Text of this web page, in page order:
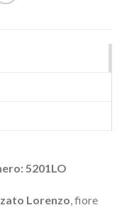
5201LO
Lorenzo, fiore